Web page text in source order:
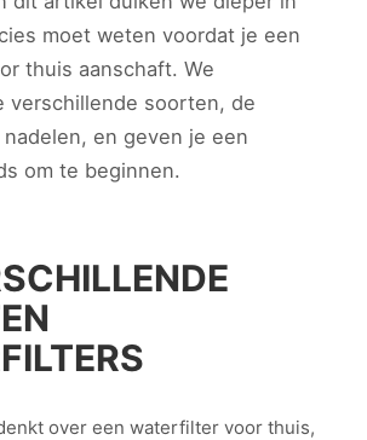
moet weten voordat je een
thuis aanschaft. We
verschillende soorten, de
en geven je een
om te beginnen.
over een waterfilter voor thuis,